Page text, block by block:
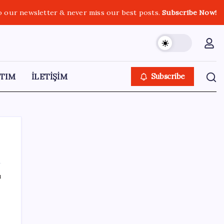
our newsletter & never miss our best posts.Subscribe Now!
İLETİŞİM Subscribe